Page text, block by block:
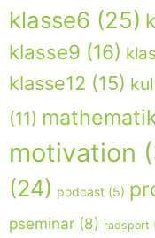
klasse6 (25)
klasse9 (16)
klasse12 (15)
(11)
motivation
(24) podcast (5)
pseminar (8) radsport